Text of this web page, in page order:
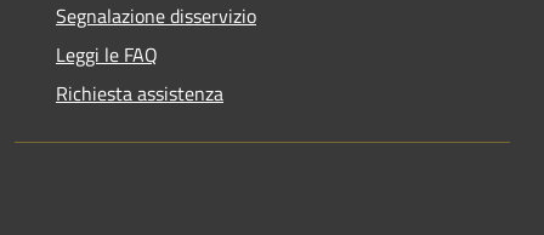
Segnalazione disservizio
Leggi le FAQ
Richiesta assistenza